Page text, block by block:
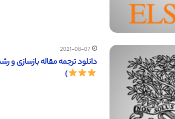
2021-08-07
دانلود ترجمه مقاله بازسازی و رشد
)